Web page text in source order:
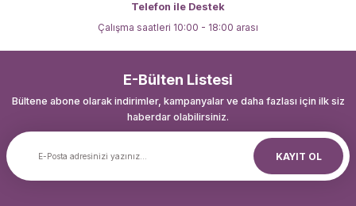
Telefon ile Destek
Çalışma saatleri 10:00 - 18:00 arası
E-Bülten Listesi
Bültene abone olarak indirimler, kampanyalar ve daha fazlası için ilk siz
haberdar olabilirsiniz.
KAYIT OL